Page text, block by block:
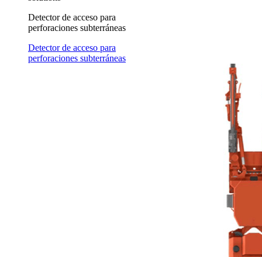
Detector de acceso para
perforaciones subterráneas
Detector de acceso para
perforaciones subterráneas